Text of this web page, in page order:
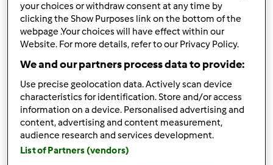
Najczęściej komentowany przepis
Kapusta czerwona na ciepło-najprostsza
Komentarze
32
Przepisy(3)
Pokaż więcej
your choices or withdraw consent at any time by
clicking the Show Purposes link on the bottom of the
webpage .Your choices will have effect within our
Website. For more details, refer to our Privacy Policy.
We and our partners process data to provide:
Use precise geolocation data. Actively scan device
characteristics for identification. Store and/or access
information on a device. Personalised advertising and
content, advertising and content measurement,
audience research and services development.
List of Partners (vendors)